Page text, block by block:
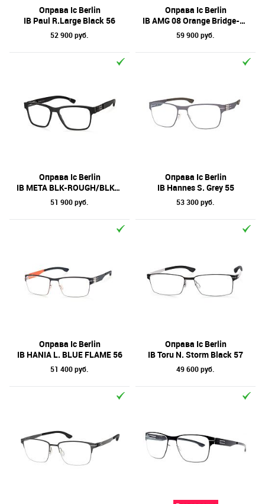
Форма оправы
Материал оправы
Оправа Ic Berlin
IB Paul R.Large Black 56
52 900 руб.
Оправа Ic Berlin
IB AMG 08 Orange Bridge-Aubergine Purple 56
59 900 руб.
Оправа Ic Berlin
IB META BLK-ROUGH/BLK-MATT 55
51 900 руб.
Оправа Ic Berlin
IB Hannes S. Grey 55
53 300 руб.
Оправа Ic Berlin
IB HANIA L. BLUE FLAME 56
51 400 руб.
Оправа Ic Berlin
IB Toru N. Storm Black 57
49 600 руб.